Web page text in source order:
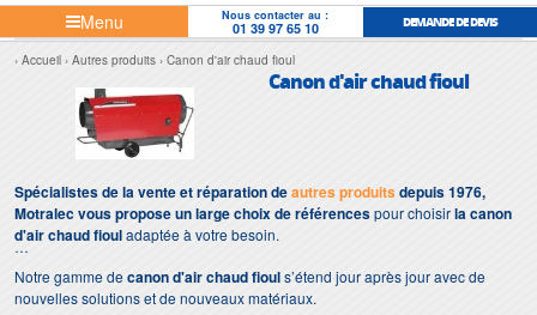
Menu Nous contacter au :
01 39 97 65 10 DEMANDE DE DEVIS
Accueil Autres produits Canon d'air chaud fioul
Canon d'air chaud fioul
Spécialistes de la vente et réparation deautres produits depuis 1976,
Motralec vous propose un large choix de référencespour choisirla canon
d'air chaud fiouladaptée à votre besoin.
Notre gamme decanon d'air chaud fiouls’étend jour après jour avec de
nouvelles solutions et de nouveaux matériaux.